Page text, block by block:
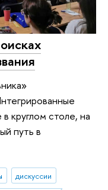
круглом столе, на
путь в
дискуссии